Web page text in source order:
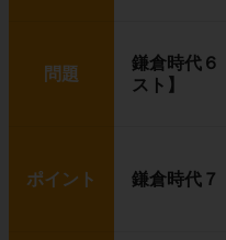
問題
鎌倉時代
スト】
ポイント 鎌倉時代